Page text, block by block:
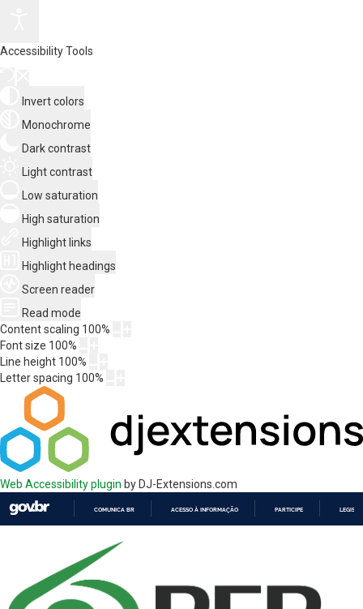
Accessibility Tools
Invert colors
Monochrome
Dark contrast
Light contrast
Low saturation
High saturation
Highlight links
Highlight headings
Screen reader
Read mode
Content scaling 100%
Font size 100%
Line height 100%
Letter spacing 100%
Web Accessibility plugin by DJ-Extensions.com
COMUNICA BR ACESSO À INFORMAÇÃO PARTICIPE